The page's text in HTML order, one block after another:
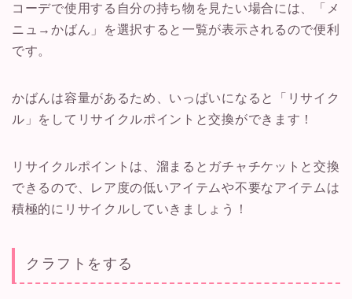
コーデで使用する自分の持ち物を見たい場合には、「メ
ニュ→かばん」を選択すると一覧が表示されるので便利
です。
かばんは容量があるため、いっぱいになると「リサイク
ル」をしてリサイクルポイントと交換ができます！
リサイクルポイントは、溜まるとガチャチケットと交換
できるので、レア度の低いアイテムや不要なアイテムは
積極的にリサイクルしていきましょう！
クラフトをする